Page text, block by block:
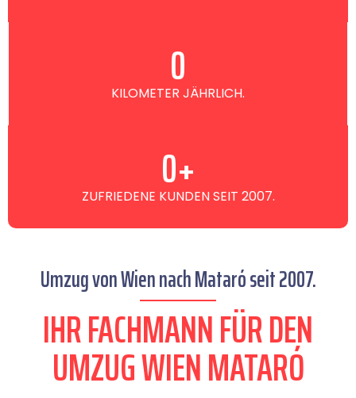
KILOMETER JÄHRLICH.
0
ZUFRIEDENE KUNDEN SEIT 2007.
0+
Umzug von Wien nach Mataró seit 2007.
IHR FACHMANN FÜR DEN
UMZUG WIEN MATARÓ